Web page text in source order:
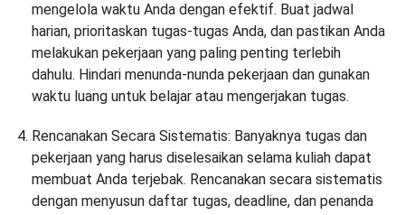
mengelola waktu Anda dengan efektif. Buat jadwal
harian, prioritaskan tugas-tugas Anda, dan pastikan Anda
melakukan pekerjaan yang paling penting terlebih
dahulu. Hindari menunda-nunda pekerjaan dan gunakan
waktu luang untuk belajar atau mengerjakan tugas.
Rencanakan Secara Sistematis: Banyaknya tugas dan
pekerjaan yang harus diselesaikan selama kuliah dapat
membuat Anda terjebak. Rencanakan secara sistematis
dengan menyusun daftar tugas, deadline, dan penanda